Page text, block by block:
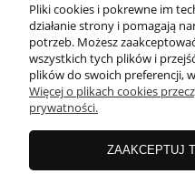
Pliki cookies i pokrewne im
działanie strony i pomagają
potrzeb. Możesz
wszystkich tych plików i
plików do swoich preferencji,
Więcej o plikach cookies
prywatności.
ZAAKCEPTUJ